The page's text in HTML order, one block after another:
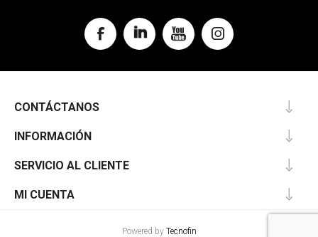
CONTÁCTANOS
INFORMACIÓN
SERVICIO AL CLIENTE
MI CUENTA
Powered by Tecnofin